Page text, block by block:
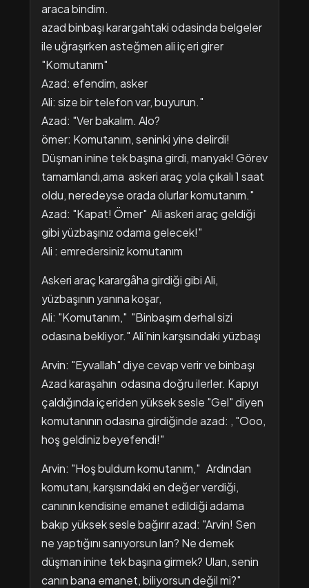
araca bindim.
azad binbaşı karargahtaki odasinda belgeler
ile uğraşırken asteğmen ali içeri girer ​
"Komutanım"
Azad: efendim, asker
Ali: size bir telefon var, buyurun."
Azad: "Ver bakalım. Alo?
ömer: Komutanım, seninki yine delirdi!
Düşman inine tek başına girdi, manyak! Görev
tamamlandı,ama askeri araç yola çıkalı 1 saat
oldu, neredeyse orada olurlar komutanım."
Azad: "Kapat! Ömer" Ali askeri araç geldiği
gibi yüzbaşınız odama gelecek!"
Ali : emredersiniz komutanım
​Askeri araç karargâha girdiği gibi Ali,
yüzbaşının yanına koşar,
Ali: "Komutanım," "Binbaşım derhal sizi
odasına bekliyor." Ali'nin karşısındaki yüzbaşı
Arvin: "Eyvallah" diye cevap verir ve binbaşı
Azad karaşahın odasına doğru ilerler. Kapıyı
çaldığında içeriden yüksek sesle "Gel" diyen
komutanının odasına girdiğinde azad: , "Ooo,
hoş geldiniz beyefendi!"
Arvin: "Hoş buldum komutanım," Ardından
komutanı, karşısındaki en değer verdiği,
canının kendisine emanet edildiği adama
bakıp yüksek sesle bağırır azad: "Arvin! Sen
ne yaptığını sanıyorsun lan? Ne demek
düşman inine tek başına girmek? Ulan, senin
canın bana emanet, biliyorsun değil mi?"